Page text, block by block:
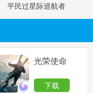
平民过星际巡航者
光荣使命
下载